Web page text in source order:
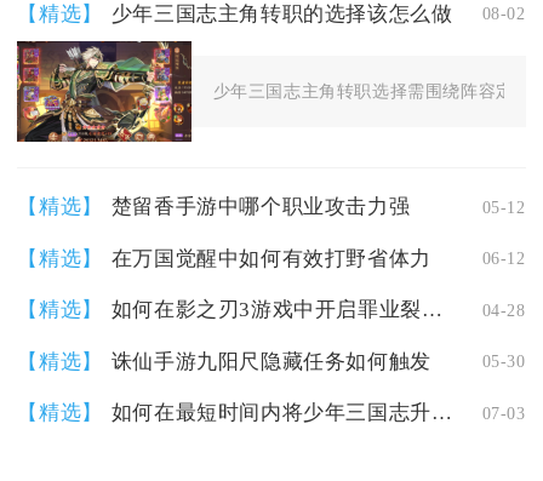
【精选】 少年三国志主角转职的选择该怎么做 08-02
少年三国志主角转职选择需围绕阵容定位
【精选】 楚留香手游中哪个职业攻击力强 05-12
【精选】 在万国觉醒中如何有效打野省体力 06-12
【精选】 如何在影之刃3游戏中开启罪业裂缝功能 04-28
【精选】 诛仙手游九阳尺隐藏任务如何触发 05-30
【精选】 如何在最短时间内将少年三国志升至57级 07-03